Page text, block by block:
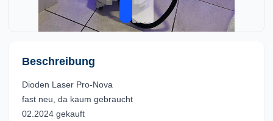
Beschreibung
Dioden Laser Pro-Nova
fast neu, da kaum gebraucht
02.2024 gekauft